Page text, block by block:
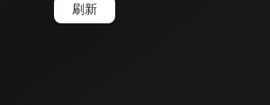
刷新